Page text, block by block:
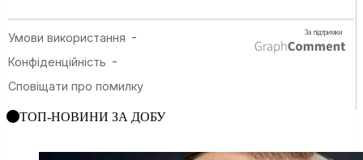
ТОП-НОВИНИ ЗА ДОБУ